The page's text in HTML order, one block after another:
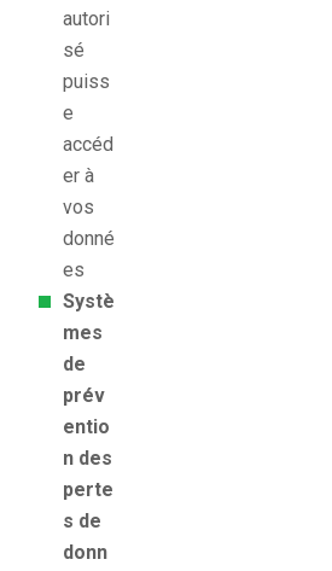
autori
sé
puiss
e
accéd
er à
vos
donné
es
Systè
mes
de
prév
entio
n des
perte
s de
donn